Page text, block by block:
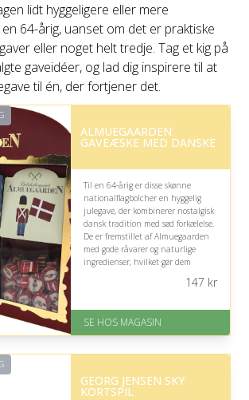
lidt hyggeligere eller mere
64-årig, uanset om det er praktiske
eller noget helt tredje. Tag et kig på
gaveidéer, og lad dig inspirere til at
til én, der fortjener det.
ALMUEGAARDEN
GAVEÆSKE MED DANSKE
Til en 64-årig er disse skønne
nationalflagbolcher en hyggelig
julegave, der kombinerer nostalgisk
dansk tradition med sød forkælelse.
De er fremstillet af Almuegaarden
med gode råvarer og naturlige
ingredienser, hvilket gør dem
På lager
Levering: 1-3 dage
af 5
147 kr
SE HOS MAGASIN
GEORG JENSEN SKY
KORTSPIL